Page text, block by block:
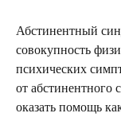
Абстинентный
совокупность
психических
от
оказать помощь